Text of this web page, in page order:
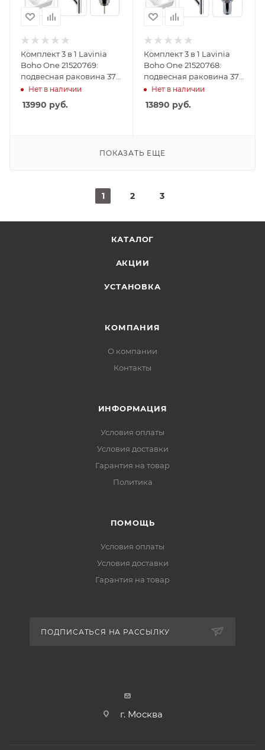
Комплект 3 в 1 Lavinia
Boho One 21520769:
подвесная раковина 37
см, металлический
сифон, донный клапан
Нет в наличии
13990 руб.
Комплект 3 в 1 Lavinia
Boho One 21520768:
подвесная раковина 37
см, металлический
сифон, донный клапан
Нет в наличии
13890 руб.
ПОКАЗАТЬ ЕЩЕ
1 2 3
КАТАЛОГ
АКЦИИ
УСТАНОВКА
КОМПАНИЯ
О компании
Контакты
ИНФОРМАЦИЯ
Условия оплаты
Условия доставки
Гарантия на товар
Политика
ПОМОЩЬ
Условия оплаты
Условия доставки
Гарантия на товар
ПОДПИСАТЬСЯ НА РАССЫЛКУ
г. Москва